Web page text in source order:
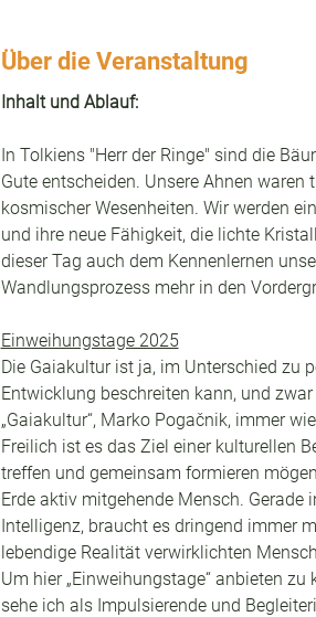
Über die Veranstaltung
Inhalt und Ablauf:
In Tolkiens "Herr der Ringe" sind die
Gute entscheiden. Unsere Ahnen
kosmischer Wesenheiten. Wir werden
und ihre neue Fähigkeit, die lichte
dieser Tag auch dem Kennenlernen
Wandlungsprozess mehr in den
Einweihungstage 2025
Die Gaiakultur ist ja, im Unterschied zu
Entwicklung beschreiten kann, und
„Gaiakultur“, Marko Pogačnik, immer
Freilich ist es das Ziel einer kulturellen
treffen und gemeinsam formieren
Erde aktiv mitgehende Mensch.
Intelligenz, braucht es dringend immer
lebendige Realität verwirklichten
Um hier „Einweihungstage“ anbieten
sehe ich als Impulsierende und